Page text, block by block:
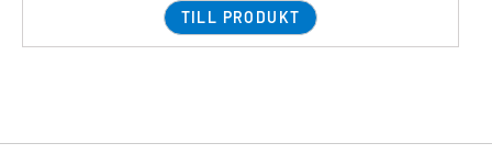
TILL PRODUKT